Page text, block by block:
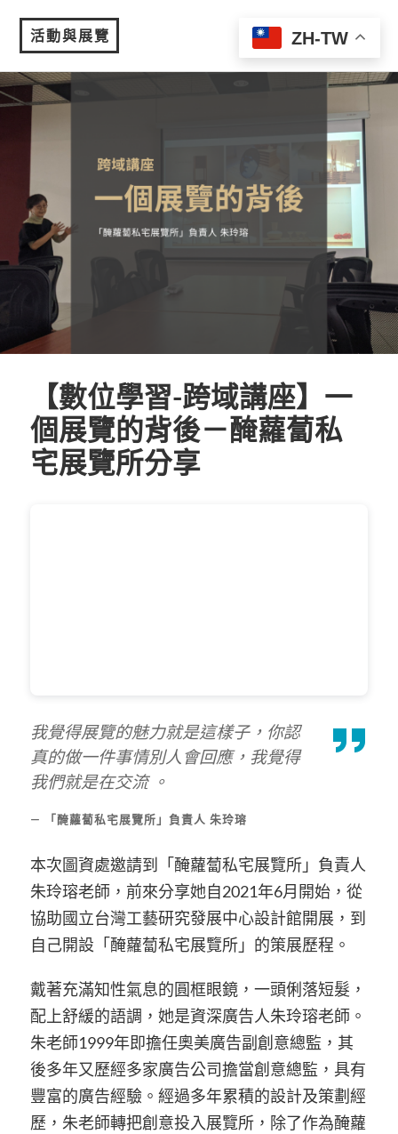
活動與展覽 MENU
【數位學習-跨域講座】一
個展覽的背後－醃蘿蔔私
宅展覽所分享
我覺得展覽的魅力就是這樣子，你認
真的做一件事情別人會回應，我覺得
我們就是在交流 。
「醃蘿蔔私宅展覽所」負責人 朱玲瑢
本次圖資處邀請到「醃蘿蔔私宅展覽所」負責人
朱玲瑢老師，前來分享她自2021年6月開始，從
協助國立台灣工藝研究發展中心設計館開展，到
自己開設「醃蘿蔔私宅展覽所」的策展歷程。
戴著充滿知性氣息的圓框眼鏡，一頭俐落短髮，
配上舒緩的語調，她是資深廣告人朱玲瑢老師。
朱老師1999年即擔任奧美廣告副創意總監，其
後多年又歷經多家廣告公司擔當創意總監，具有
豐富的廣告經驗。經過多年累積的設計及策劃經
歷，朱老師轉把創意投入展覽所，除了作為醃蘿
ZH-TW